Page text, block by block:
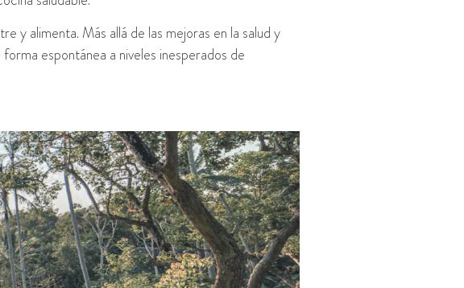
y alimenta. Más allá de las mejoras en la salud y
espontánea a niveles inesperados de